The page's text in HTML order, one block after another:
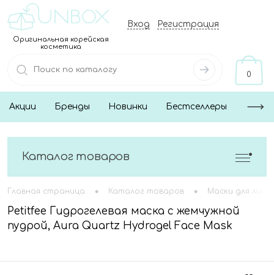
Оригинальная корейская
косметика
Вход Регистрация
0
Акции Бренды Новинки Бестселлеры
Каталог товаров
Главная страница • Каталог товаров • Маски для лица
Petitfee Гидрогелевая маска с жемчужной
пудрой, Aura Quartz Hydrogel Face Mask